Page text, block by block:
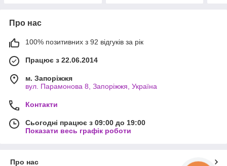
Про нас
100% позитивних з 92 відгуків за рік
Працює з 22.06.2014
м. Запоріжжя
вул. Парамонова 8, Запоріжжя, Україна
Контакти
Сьогодні працює з 09:00 до 19:00
Показати весь графік роботи
Про нас